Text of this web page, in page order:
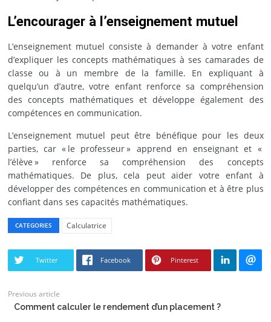
L’encourager à l’enseignement mutuel
L’enseignement mutuel consiste à demander à votre enfant
d’expliquer les concepts mathématiques à ses camarades de
classe ou à un membre de la famille. En expliquant à
quelqu’un d’autre, votre enfant renforce sa compréhension
des concepts mathématiques et développe également des
compétences en communication.
L’enseignement mutuel peut être bénéfique pour les deux
parties, car « le professeur » apprend en enseignant et «
l’élève » renforce sa compréhension des concepts
mathématiques. De plus, cela peut aider votre enfant à
développer des compétences en communication et à être plus
confiant dans ses capacités mathématiques.
CATEGORIES Calculatrice
Twitter Facebook Pinterest
Previous article
Comment calculer le rendement d’un placement ?